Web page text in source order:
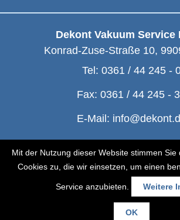
Mit der Nutzung dieser Website stimmen Sie
Cookies zu, die wir einsetzen, um einen
Service anzubieten. Weitere
OK
Dekont Vakuum Service
Konrad-Zuse-Straße 10,
Tel: 0361 / 44 245 -
Fax: 0361 / 44 245 -
E-Mail:
© Dekont 1991 -